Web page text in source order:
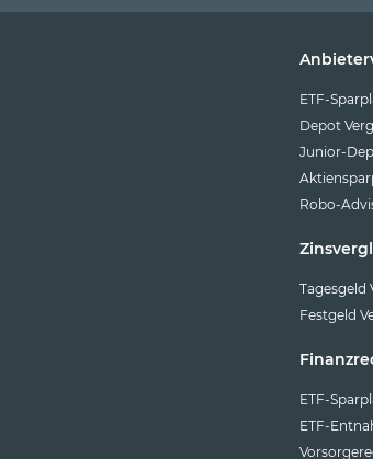
ETF-
Depot
Junior-
Robo-
Tagesgeld
Festgeld
ETF-
ETF-